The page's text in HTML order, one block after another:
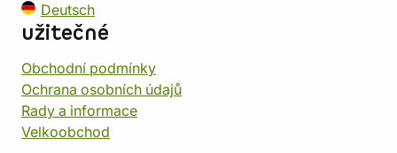
Deutsch
užitečné
Obchodní podmínky
Ochrana osobních údajů
Rady a informace
Velkoobchod